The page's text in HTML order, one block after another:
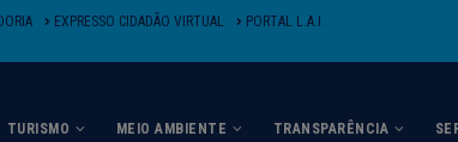
EXPRESSO CIDADÃO VIRTUAL PORTAL L.A.I.
TURISMO MEIO AMBIENTE TRANSPARÊNCIA